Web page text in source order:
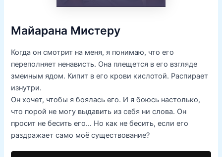
Майарана Мистеру
Когда он смотрит на меня, я понимаю, что его
переполняет ненависть. Она плещется в его взгляде
змеиным ядом. Кипит в его крови кислотой. Распирает
изнутри.
Он хочет, чтобы я боялась его. И я боюсь настолько,
что порой не могу выдавить из себя ни слова. Он
просит не бесить его… Но как не бесить, если его
раздражает само моё существование?